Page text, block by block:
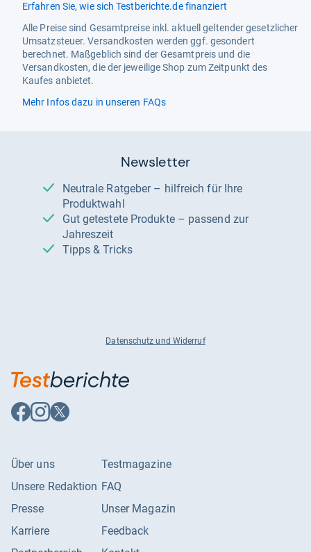
Erfahren Sie, wie sich Testberichte.de finanziert
Alle Preise sind Gesamtpreise inkl. aktuell geltender gesetzlicher
Umsatzsteuer. Versandkosten werden ggf. gesondert
berechnet. Maßgeblich sind der Gesamtpreis und die
Versandkosten, die der jeweilige Shop zum Zeitpunkt des
Kaufes anbietet.
Mehr Infos dazu in unseren FAQs
Newsletter
Neutrale Ratgeber – hilfreich für Ihre
Produktwahl
Gut getestete Produkte – passend zur
Jahreszeit
Tipps & Tricks
Datenschutz und Widerruf
Auf
Facebook
Auf
Instagram
Auf
X
Über uns
Unsere Redaktion
Presse
Karriere
Testmagazine
FAQ
Unser Magazin
Feedback